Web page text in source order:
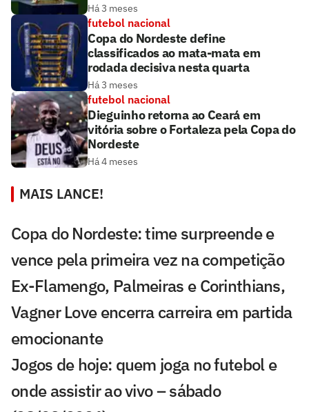
Há 3 meses
futebol nacional
Copa do Nordeste define
classificados ao mata-mata em
rodada decisiva nesta quarta
Há 3 meses
futebol nacional
Dieguinho retorna ao Ceará em
vitória sobre o Fortaleza pela Copa do
Nordeste
Há 4 meses
MAIS LANCE!
Copa do Nordeste: time surpreende e
vence pela primeira vez na competição
Ex-Flamengo, Palmeiras e Corinthians,
Vagner Love encerra carreira em partida
emocionante
Jogos de hoje: quem joga no futebol e
onde assistir ao vivo – sábado